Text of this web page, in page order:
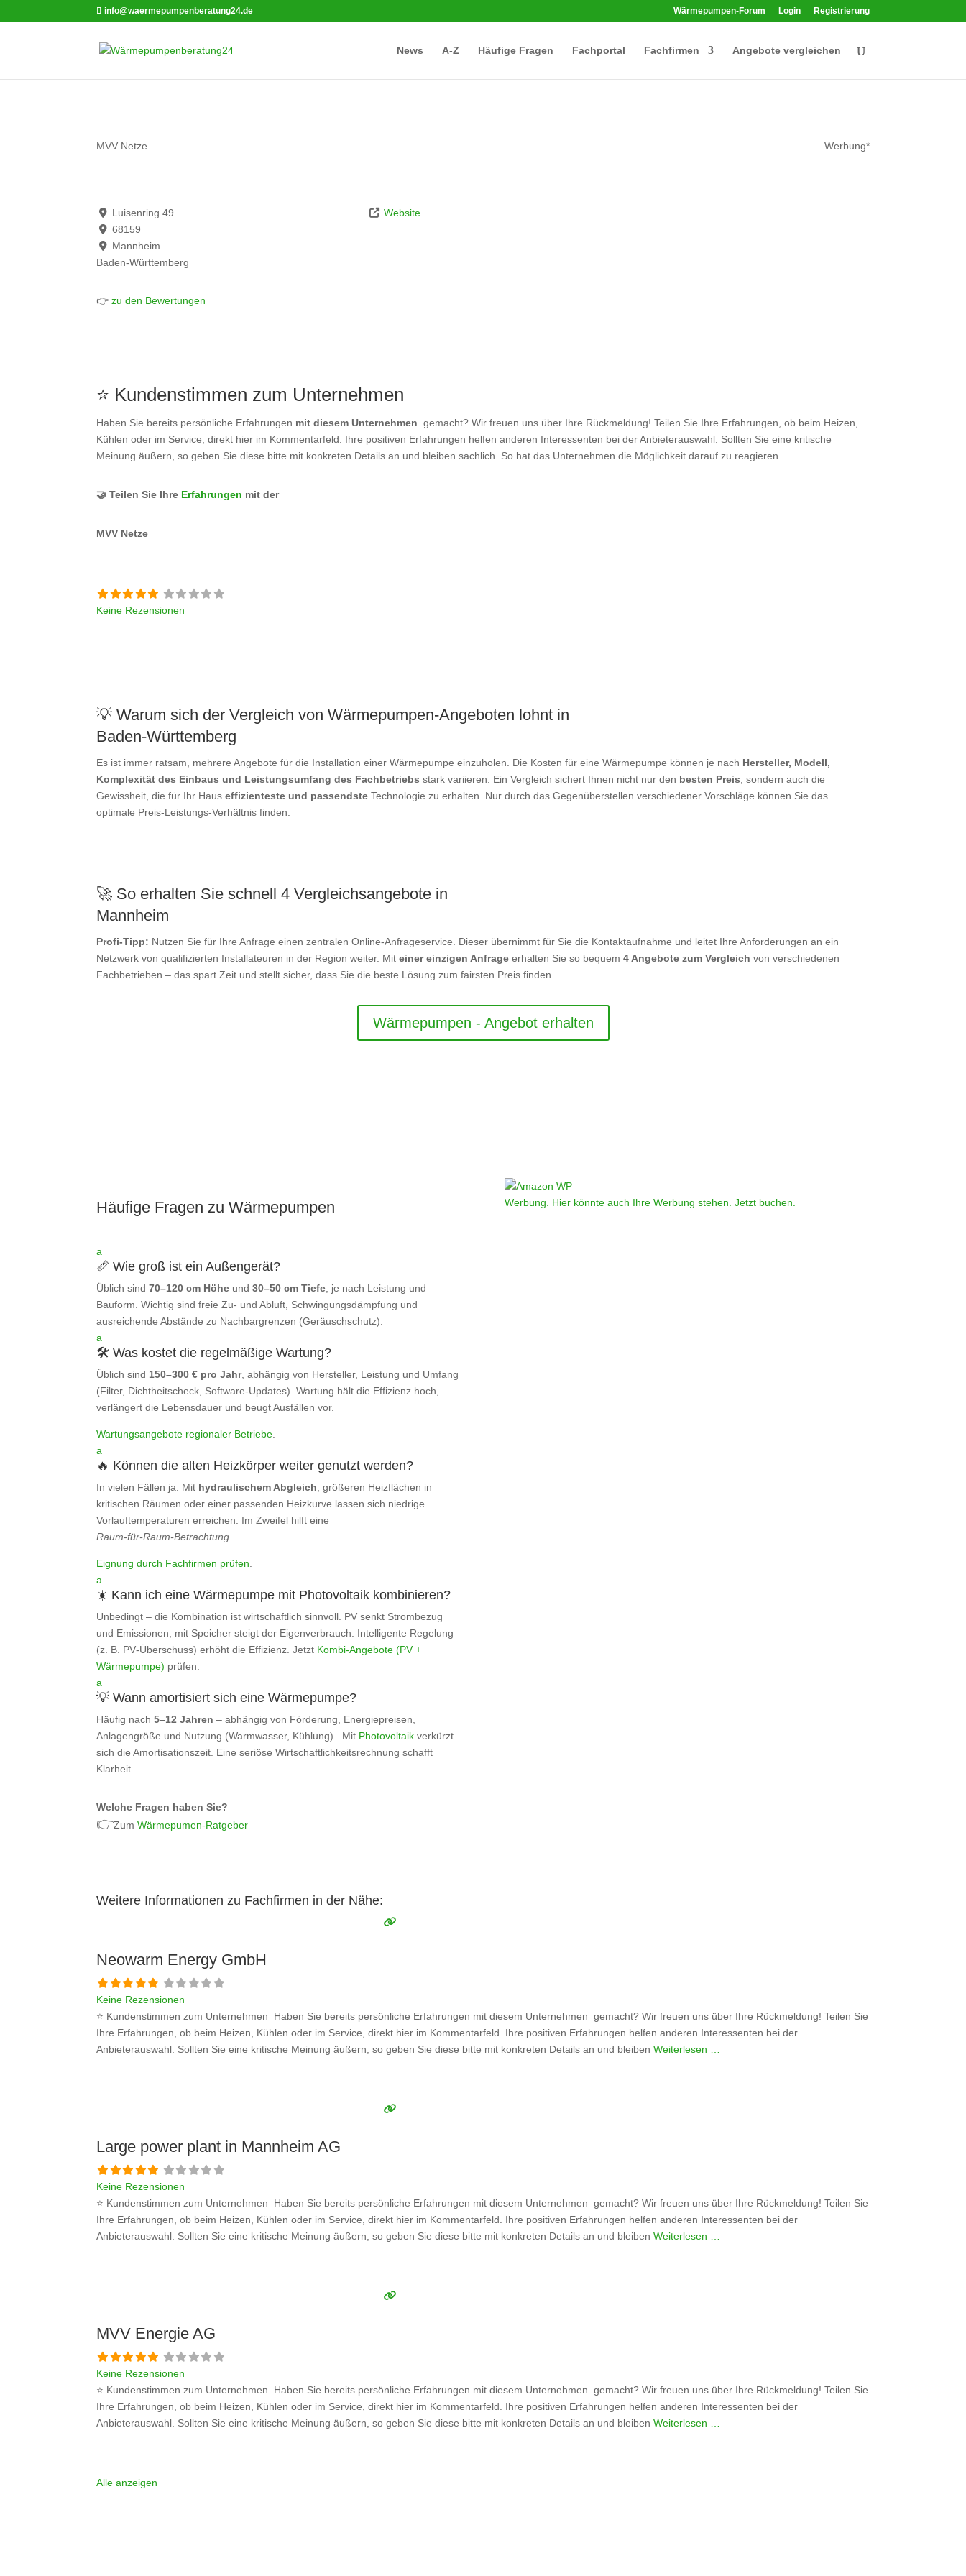
info@waermepumpenberatung24.de Wärmepumpen-Forum Login Registrierung
News A-Z Häufige Fragen Fachportal Fachfirmen Angebote vergleichen
MVV Netze Werbung*
Luisenring 49
68159
Mannheim
Baden-Württemberg
👉 zu den Bewertungen
Website
⭐ Kundenstimmen zum Unternehmen
Haben Sie bereits persönliche Erfahrungen mit diesem Unternehmen gemacht? Wir freuen uns über Ihre Rückmeldung! Teilen Sie Ihre Erfahrungen, ob beim Heizen,
Kühlen oder im Service, direkt hier im Kommentarfeld. Ihre positiven Erfahrungen helfen anderen Interessenten bei der Anbieterauswahl. Sollten Sie eine kritische
Meinung äußern, so geben Sie diese bitte mit konkreten Details an und bleiben sachlich. So hat das Unternehmen die Möglichkeit darauf zu reagieren.
🤝 Teilen Sie Ihre Erfahrungen mit der
MVV Netze
Keine Rezensionen
💡 Warum sich der Vergleich von Wärmepumpen-Angeboten lohnt in
Baden-Württemberg
Es ist immer ratsam, mehrere Angebote für die Installation einer Wärmepumpe einzuholen. Die Kosten für eine Wärmepumpe können je nach Hersteller, Modell,
Komplexität des Einbaus und Leistungsumfang des Fachbetriebs stark variieren. Ein Vergleich sichert Ihnen nicht nur den besten Preis , sondern auch die
Gewissheit, die für Ihr Hauseffizienteste und passendste Technologie zu erhalten. Nur durch das Gegenüberstellen verschiedener Vorschläge können Sie das
optimale Preis-Leistungs-Verhältnis finden.
🚀 So erhalten Sie schnell 4 Vergleichsangebote in
Mannheim
Profi-Tipp: Nutzen Sie für Ihre Anfrage einen zentralen Online-Anfrageservice. Dieser übernimmt für Sie die Kontaktaufnahme und leitet Ihre Anforderungen an ein
Netzwerk von qualifizierten Installateuren in der Region weiter. Miteiner einzigen Anfrage erhalten Sie so bequem4 Angebote zum Vergleich von verschiedenen
Fachbetrieben – das spart Zeit und stellt sicher, dass Sie die beste Lösung zum fairsten Preis finden.
Wärmepumpen - Angebot erhalten
Häufige Fragen zu Wärmepumpen
a
📏 Wie groß ist ein Außengerät?
Üblich sind70–120 cm Höhe und30–50 cm Tiefe , je nach Leistung und
Bauform. Wichtig sind freie Zu‑ und Abluft, Schwingungsdämpfung und
ausreichende Abstände zu Nachbargrenzen (Geräuschschutz).
a
🛠️ Was kostet die regelmäßige Wartung?
Üblich sind 150–300 € pro Jahr, abhängig von Hersteller, Leistung und Umfang
(Filter, Dichtheitscheck, Software‑Updates). Wartung hält die Effizienz hoch,
verlängert die Lebensdauer und beugt Ausfällen vor.
Wartungsangebote regionaler Betriebe
a
🔥 Können die alten Heizkörper weiter genutzt werden?
In vielen Fällen ja. Mit hydraulischem Abgleich , größeren Heizflächen in
kritischen Räumen oder einer passenden Heizkurve lassen sich niedrige
Vorlauftemperaturen erreichen. Im Zweifel hilft eine
Raum‑für‑Raum‑Betrachtung
Eignung durch Fachfirmen prüfen
a
☀️ Kann ich eine Wärmepumpe mit Photovoltaik kombinieren?
Unbedingt – die Kombination ist wirtschaftlich sinnvoll. PV senkt Strombezug
und Emissionen; mit Speicher steigt der Eigenverbrauch. Intelligente Regelung
(z. B. PV‑Überschuss) erhöht die Effizienz. Jetzt Kombi‑Angebote (PV +
Wärmepumpe) prüfen.
a
💡 Wann amortisiert sich eine Wärmepumpe?
Häufig nach5–12 Jahren – abhängig von Förderung, Energiepreisen,
Anlagengröße und Nutzung (Warmwasser, Kühlung). Mit Photovoltaik verkürzt
sich die Amortisationszeit. Eine seriöse Wirtschaftlichkeitsrechnung schafft
Klarheit.
Welche Fragen haben Sie?
👉ZumWärmepumen-Ratgeber
Werbung. Hier könnte auch Ihre Werbung stehen. Jetzt buchen.
Weitere Informationen zu Fachfirmen in der Nähe:
Neowarm Energy GmbH
Keine Rezensionen
⭐ Kundenstimmen zum Unternehmen Haben Sie bereits persönliche Erfahrungen mit diesem Unternehmen gemacht? Wir freuen uns über Ihre Rückmeldung! Teilen Sie
Ihre Erfahrungen, ob beim Heizen, Kühlen oder im Service, direkt hier im Kommentarfeld. Ihre positiven Erfahrungen helfen anderen Interessenten bei der
Anbieterauswahl. Sollten Sie eine kritische Meinung äußern, so geben Sie diese bitte mit konkreten Details an und bleibenWeiterlesen …
Large power plant in Mannheim AG
Keine Rezensionen
⭐ Kundenstimmen zum Unternehmen Haben Sie bereits persönliche Erfahrungen mit diesem Unternehmen gemacht? Wir freuen uns über Ihre Rückmeldung! Teilen Sie
Ihre Erfahrungen, ob beim Heizen, Kühlen oder im Service, direkt hier im Kommentarfeld. Ihre positiven Erfahrungen helfen anderen Interessenten bei der
Anbieterauswahl. Sollten Sie eine kritische Meinung äußern, so geben Sie diese bitte mit konkreten Details an und bleibenWeiterlesen …
MVV Energie AG
Keine Rezensionen
⭐ Kundenstimmen zum Unternehmen Haben Sie bereits persönliche Erfahrungen mit diesem Unternehmen gemacht? Wir freuen uns über Ihre Rückmeldung! Teilen Sie
Ihre Erfahrungen, ob beim Heizen, Kühlen oder im Service, direkt hier im Kommentarfeld. Ihre positiven Erfahrungen helfen anderen Interessenten bei der
Anbieterauswahl. Sollten Sie eine kritische Meinung äußern, so geben Sie diese bitte mit konkreten Details an und bleibenWeiterlesen …
Alle anzeigen